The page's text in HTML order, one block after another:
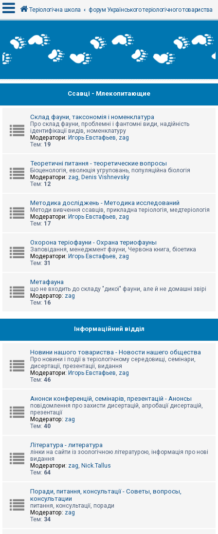
х
і
т
р
а
б
е
д
п
о
е
й
А
и
т
П
м
о
г
Теріологічна школа форум Українського теріологічного товариства
Ссавці - Млекопитающие
Склад фауни, таксономія і номенклатура
Про склад фауни, проблемні і фантомні види, надійність
ідентифікації видів, номенклатуру
Модератори: Игорь Евстафьев, zag
Тем: 19
Теоретичні питання - теоретические вопросы
Біоценологія, еволюція угруповань, популяційна біологія
Модератори: zag, Denis Vishnevsky
Тем: 12
Методика досліджень - Методика исследований
Методи вивчення ссавців, прикладна теріологія, медтеріологія
Модератори: Игорь Евстафьев, zag
Тем: 17
Охорона теріофауни - Охрана териофауны
Заповідання, менеджмент фауни, Червона книга, біоетика
Модератори: Игорь Евстафьев, zag
Тем: 31
Метафауна
що не входить до складу "дикої" фауни, але й не домашні звірі
Модератор: zag
Тем: 16
Інформаційний відділ
Новини нашого товариства - Новости нашего общества
Про новини і події в теріологічному середовищі, семінари,
дисертації, презентації, видання
Модератори: Игорь Евстафьев, zag
Тем: 46
Анонси конференцій, семінарів, презентацій - Анонсы
повідомлення про захисти дисертацій, апробації дисертацій,
презентації
Модератор: zag
Тем: 40
Література - литература
лінки на сайти із зоологічною літературою, інформація про нові
видання
Модератори: zag, Nick.Tallus
Тем: 64
Поради, питання, консультації - Советы, вопросы,
консультации
питання, консультації, поради
Модератор: zag
Тем: 34